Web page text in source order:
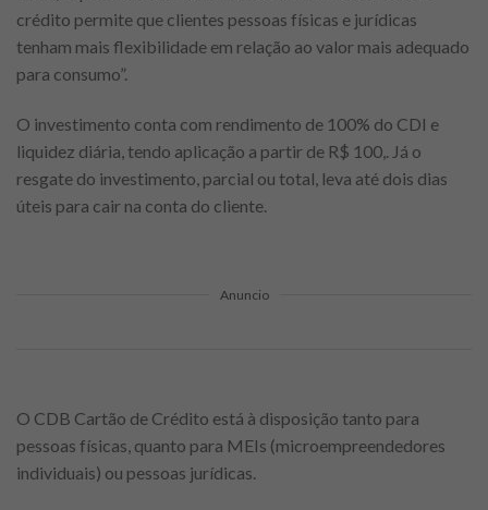
crédito permite que clientes pessoas físicas e jurídicas
tenham mais flexibilidade em relação ao valor mais adequado
para consumo”.
O investimento conta com rendimento de 100% do CDI e
liquidez diária, tendo aplicação a partir de R$ 100,. Já o
resgate do investimento, parcial ou total, leva até dois dias
úteis para cair na conta do cliente.
Anuncio
O CDB Cartão de Crédito está à disposição tanto para
pessoas físicas, quanto para MEIs (microempreendedores
individuais) ou pessoas jurídicas.